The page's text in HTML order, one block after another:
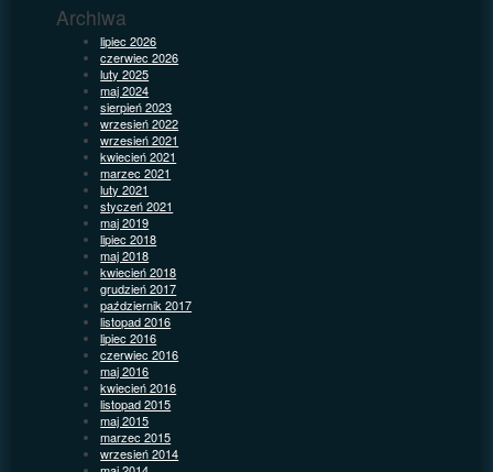
Archiwa
lipiec 2026
czerwiec 2026
luty 2025
maj 2024
sierpień 2023
wrzesień 2022
wrzesień 2021
kwiecień 2021
marzec 2021
luty 2021
styczeń 2021
maj 2019
lipiec 2018
maj 2018
kwiecień 2018
grudzień 2017
październik 2017
listopad 2016
lipiec 2016
czerwiec 2016
maj 2016
kwiecień 2016
listopad 2015
maj 2015
marzec 2015
wrzesień 2014